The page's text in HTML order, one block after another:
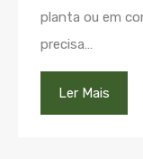
planta ou em
precisa…
Ler Mais